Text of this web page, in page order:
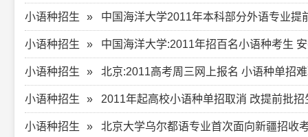
小语种招生 中国海洋大学2011年本科部分外语专业提
小语种招生 中国海洋大学:2011年招百名小语种考生
小语种招生 北京:2011高考周三网上报名 小语种单招
小语种招生 2011年起高校小语种单招取消 改提前批招
小语种招生 北京大学乌尔都语专业首次面向新疆招收